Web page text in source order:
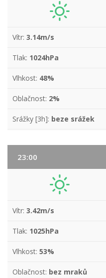
Vítr: 3.14m/s
Tlak: 1024hPa
Vlhkost: 48%
Oblačnost: 2%
Srážky [3h]: beze srážek
23:00
Vítr: 3.42m/s
Tlak: 1025hPa
Vlhkost: 53%
Oblačnost: bez mraků